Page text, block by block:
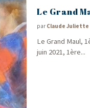
Le Grand
par Claude Juliette
Le Grand Maul,
juin 2021, 1ère...